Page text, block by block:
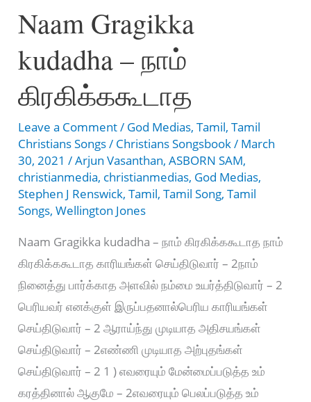
அதிகாலை
நேரம்
Naam Gragikka
kudadha – நாம்
கிரகிக்ககூடாத
Leave a Comment/ God Medias,Tamil,Tamil
Christians Songs/ Christians Songsbook/ March
30, 2021/Arjun Vasanthan,ASBORN SAM,
christianmedia, christianmedias, God Medias,
Stephen J Renswick,Tamil,Tamil Song,Tamil
Songs,Wellington Jones
Naam Gragikka kudadha – நாம் கிரகிக்ககூடாத நாம்
கிரகிக்ககூடாத காரியங்கள் செய்திடுவார் – 2நாம்
நினைத்து பார்க்காத அளவில் நம்மை உயர்த்திடுவார் – 2
பெரியவர் எனக்குள் இருப்பதனால்பெரிய காரியங்கள்
செய்திடுவார் – 2 ஆராய்ந்து முடியாத அதிசயங்கள்
செய்திடுவார் – 2எண்ணி முடியாத அற்புதங்கள்
செய்திடுவார் – 2 1 ) எவரையும் மேன்மைப்படுத்த உம்
கரத்தினால் ஆகுமே – 2எவரையும் பெலப்படுத்த உம்